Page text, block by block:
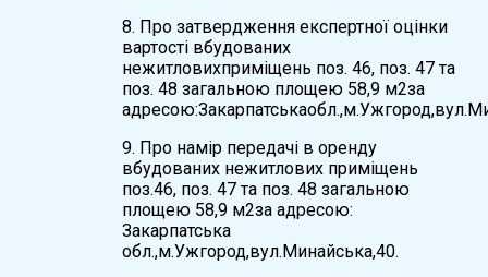
8. Про затвердження експертної оцінки
вартості вбудованих
нежитловихприміщень поз. 46, поз. 47 та
поз. 48 загальною площею 58,9 м2за
9. Про намір пepeдaчi в оренду
вбудованих нежитлових приміщень
поз.46, поз. 47 та поз. 48 загальною
площею 58,9 м2за адресою:
Закарпатська
обл.,м.Ужгород,вул.Минайська,40.